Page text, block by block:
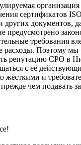
сертификатов
других документов,
предусмотрено
требования
расходы. Поэтому мы
репутацию СРО в
с её
жёсткими и
чем подавать